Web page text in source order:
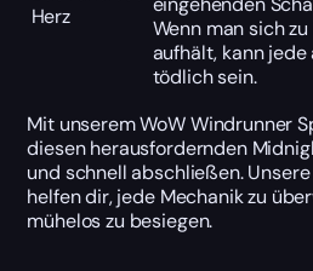
Herz
Wenn man sich
aufhält, kann
tödlich sein.
Mit unserem WoW Windrunner
diesen herausfordernden
und schnell abschließen.
helfen dir, jede Mechanik zu
mühelos zu besiegen.